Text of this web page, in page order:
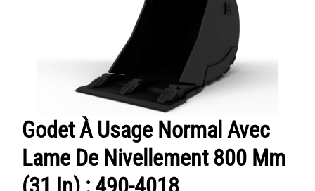
Godet À Usage Normal Avec
Lame De Nivellement 800 Mm